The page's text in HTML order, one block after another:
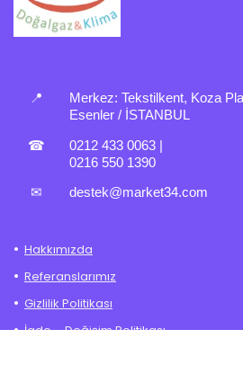
📍 Merkez: Tekstilkent, Koza
Esenler / İSTANBUL
☎ 0212 433 0063
0216 550 1390
✉ destek@market34.com
Hakkımızda
Referanslarımız
Gizlilik Politikası
İade – Değişim Politikası